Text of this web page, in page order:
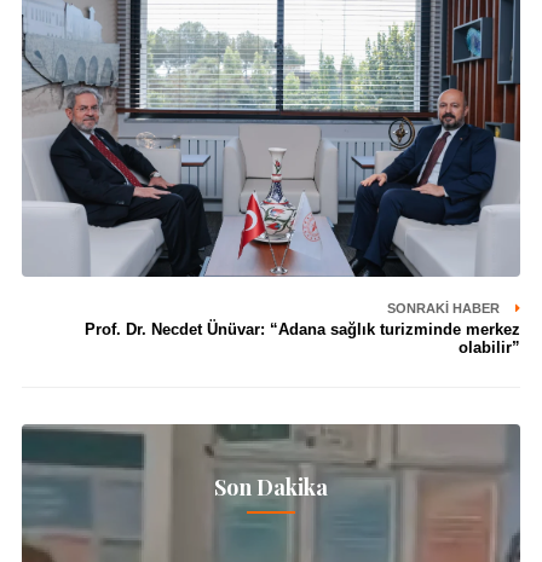
SONRAKI HABER
Prof. Dr. Necdet Ünüvar: “Adana sağlık turizminde merkez
olabilir”
Son Dakika